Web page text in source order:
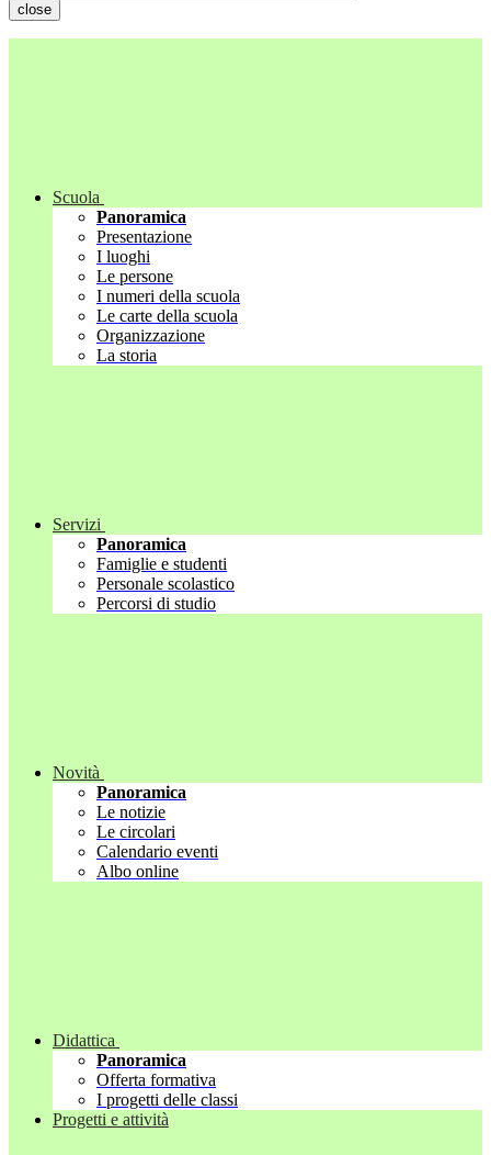
close
Scuola
Panoramica
Presentazione
I luoghi
Le persone
I numeri della scuola
Le carte della scuola
Organizzazione
La storia
Servizi
Panoramica
Famiglie e studenti
Personale scolastico
Percorsi di studio
Novità
Panoramica
Le notizie
Le circolari
Calendario eventi
Albo online
Didattica
Panoramica
Offerta formativa
I progetti delle classi
Progetti e attività